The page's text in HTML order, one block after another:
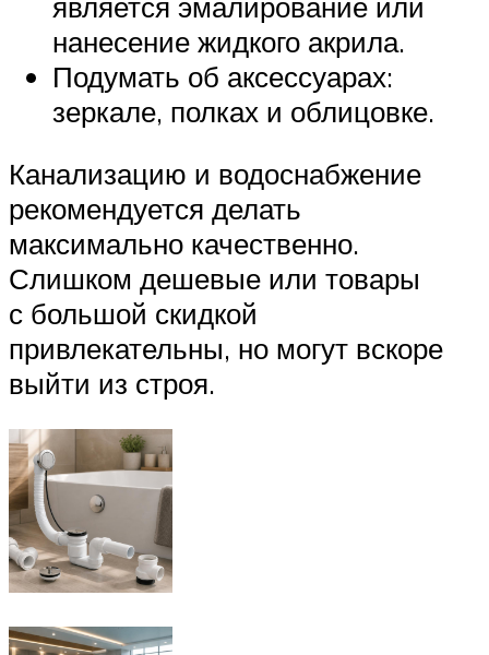
нанесение жидкого акрила.
Подумать об аксессуарах:
зеркале, полках и облицовке.
Канализацию и водоснабжение
рекомендуется делать
максимально качественно.
Слишком дешевые или товары
с большой скидкой
привлекательны, но могут вскоре
выйти из строя.